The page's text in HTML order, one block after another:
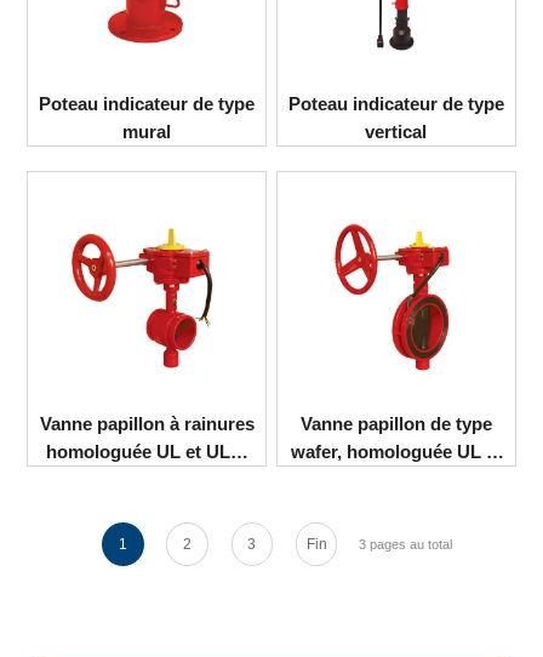
Poteau indicateur de type
mural
Poteau indicateur de type
vertical
Vanne papillon à rainures
homologuée UL et ULC,
Vanne papillon de type
wafer, homologuée UL et
1 2 3 Fin 3 pages au total